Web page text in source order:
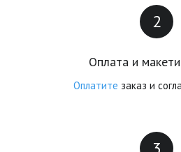
Оплата и
Оплатите заказ и